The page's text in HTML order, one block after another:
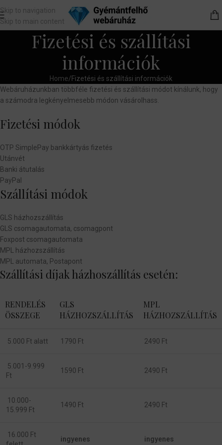
Skip to navigation
Skip to main content
Fizetési és szállítási
információk
Home Fizetési és szállítási információk
Webáruházunkban többféle fizetési és szállítási módot kínálunk, hogy
a számodra legkényelmesebb módon vásárolhass.
Fizetési módok
OTP SimplePay bankkártyás fizetés
Utánvét
Banki átutalás
PayPal
Szállítási módok
GLS házhozszállítás
GLS csomagautomata, csomagpont
Foxpost csomagautomata
MPL házhozszállítás
MPL automata, Postapont
Szállítási díjak házhoszállítás esetén:
RENDELÉS
ÖSSZEGE
GLS
HÁZHOZSZÁLLÍTÁS
MPL
HÁZHOZSZÁLLÍTÁS
5.000 Ft alatt 1790 Ft 2490 Ft
5.001-9.999
Ft
1590 Ft 2490 Ft
10.000-
15.999 Ft
1490 Ft 2490 Ft
16.000 Ft
ingyenes ingyenes